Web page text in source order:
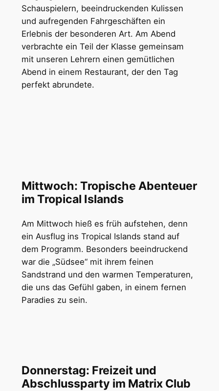
Schauspielern, beeindruckenden Kulissen
und aufregenden Fahrgeschäften ein
Erlebnis der besonderen Art. Am Abend
verbrachte ein Teil der Klasse gemeinsam
mit unseren Lehrern einen gemütlichen
Abend in einem Restaurant, der den Tag
perfekt abrundete.
Mittwoch: Tropische Abenteuer
im Tropical Islands
Am Mittwoch hieß es früh aufstehen, denn
ein Ausflug ins Tropical Islands stand auf
dem Programm. Besonders beeindruckend
war die „Südsee“ mit ihrem feinen
Sandstrand und den warmen Temperaturen,
die uns das Gefühl gaben, in einem fernen
Paradies zu sein.
Donnerstag: Freizeit und
Abschlussparty im Matrix Club